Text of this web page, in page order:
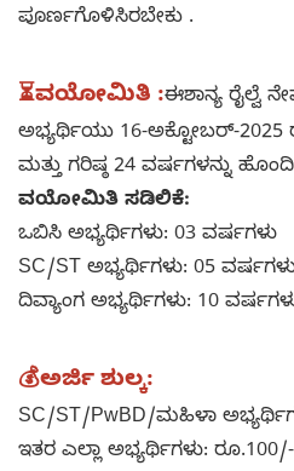
ಪೂರ್ಣಗೊಳಿಸಿರಬೇಕು .
⏳ವಯೋಮಿತಿ :ಈಶಾನ್ಯ ರೈಲ್ವೆ
ಅಭ್ಯರ್ಥಿಯು 16-ಅಕ್ಟೋಬರ್-2025
ಮತ್ತು ಗರಿಷ್ಠ 24 ವರ್ಷಗಳನ್ನು
ವಯೋಮಿತಿ ಸಡಿಲಿಕೆ:
ಒಬಿಸಿ ಅಭ್ಯರ್ಥಿಗಳು: 03 ವರ್ಷಗಳು
SC/ST ಅಭ್ಯರ್ಥಿಗಳು: 05
ದಿವ್ಯಾಂಗ ಅಭ್ಯರ್ಥಿಗಳು: 10
💰ಅರ್ಜಿ ಶುಲ್ಕ:
SC/ST/PwBD/ಮಹಿಳಾ
ಇತರ ಎಲ್ಲಾ ಅಭ್ಯರ್ಥಿಗಳು: ರೂ.100/-